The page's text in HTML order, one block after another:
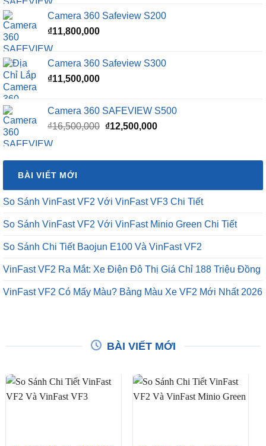
₫16,500,000.là:
Camera 360 Safeview S200
₫11,800,000
Camera 360 Safeview S300
₫11,500,000
Camera 360 SAFEVIEW S500
₫16,500,000 Giá
₫16,500,000.
₫12,500,000Giá
là:
BÀI VIẾT MỚI
So Sánh VinFast VF2 Với VinFast VF3 Chi Tiết
So Sánh VinFast VF2 Với VinFast Minio Green Chi Tiết
So Sánh Chi Tiết Baojun E100 Và VinFast VF2
VinFast VF2 Ra Mắt: Xe Điện Đô Thị Giá Chỉ 188 Triệu Đồng
VinFast VF2 Có Mấy Màu? Bảng Màu Xe VF2 Mới Nhất 2026
BÀI VIẾT MỚI